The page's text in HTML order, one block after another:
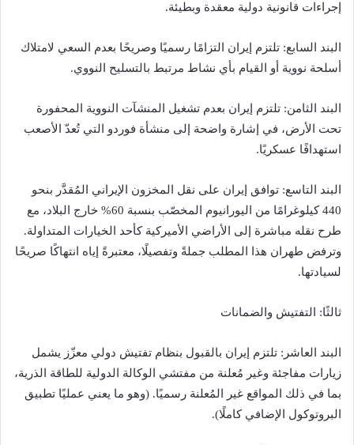
إجراءات قانونية دولية معقدة وبطيئة.
البند السابع: تلتزم إيران التزامًا رسميًا وصريحًا بعدم السعي لامتلاك
أسلحة نووية أو القيام بأي نشاط مرتبط بالتسليح النووي.
البند الثامن: تلتزم إيران بعدم تشغيل المنشآت النووية المحفورة
تحت الأرض، في إشارة واضحة إلى منشأة فوردو التي تُعدّ الأصعب
استهدافًا عسكريًا.
البند التاسع: توافق إيران على نقل المخزون الإيراني المُقدَّر بنحو
440 كيلوغرامًا من اليورانيوم المخصّب بنسبة 60% خارج البلاد، مع
طرح نقله مباشرة إلى الأراضي الأميركية كأحد الخيارات المتداولة.
وترفض طهران هذا المطلب جملةً وتفصيلًا، معتبرةً إياه انتهاكًا صريحًا
لسيادتها.
ثالثًا: التفتيش والضمانات
البند العاشر: تلتزم إيران بالقبول بنظام تفتيش دولي معزّز يشمل
زيارات مفاجئة وغير مُعلنة من مفتشي الوكالة الدولية للطاقة الذرية،
بما في ذلك المواقع غير المُعلنة رسميًا. (وهو ما يعني عمليًا تطبيق
البروتوكول الإضافي كاملًا).